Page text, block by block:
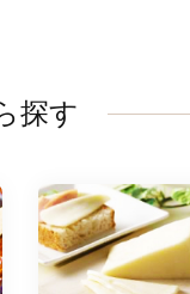
探す